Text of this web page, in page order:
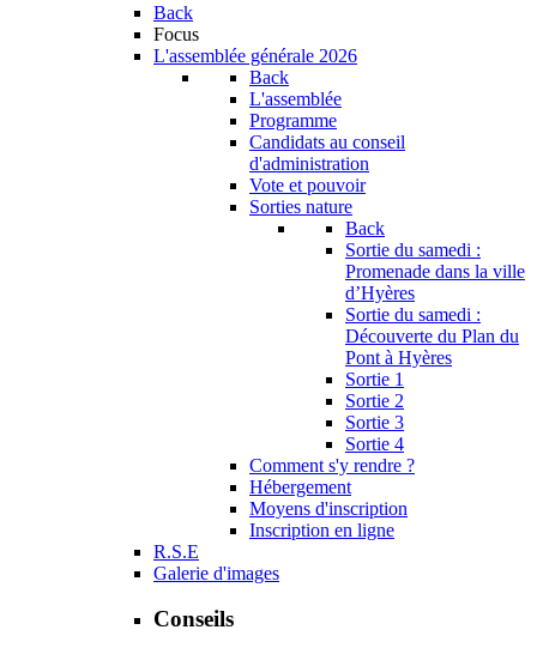
Back
Focus
L'assemblée générale 2026
Back
L'assemblée
Programme
Candidats au conseil
d'administration
Vote et pouvoir
Sorties nature
Back
Sortie du samedi :
Promenade dans la ville
d’Hyères
Sortie du samedi :
Découverte du Plan du
Pont à Hyères
Sortie 1
Sortie 2
Sortie 3
Sortie 4
Comment s'y rendre ?
Hébergement
Moyens d'inscription
Inscription en ligne
R.S.E
Galerie d'images
Conseils